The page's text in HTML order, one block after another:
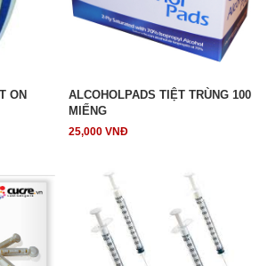
ON
ALCOHOLPADS TIỆT TRÙNG 100
MIẾNG
25,000 VNĐ